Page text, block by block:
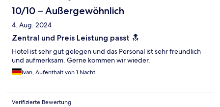
10/10 – Außergewöhnlich
4. Aug. 2024
Zentral und Preis Leistung passt 🔝
Hotel ist sehr gut gelegen und das Personal ist sehr freundlich
und aufmerksam. Gerne kommen wir wieder.
Ivan, Aufenthalt von 1 Nacht
Verifizierte Bewertung